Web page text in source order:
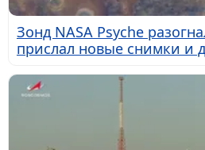
Зонд NASA Psyche
прислал новые снимки и